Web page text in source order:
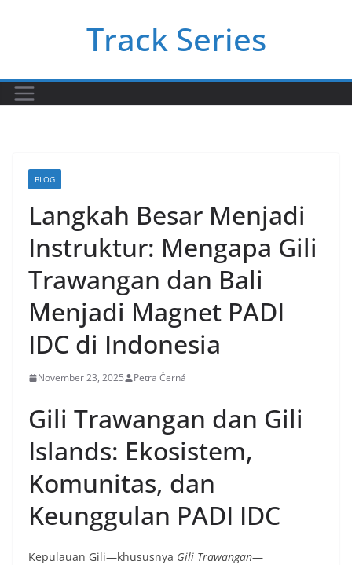
Track Series
BLOG
Langkah Besar Menjadi
Instruktur: Mengapa Gili
Trawangan dan Bali
Menjadi Magnet PADI
IDC di Indonesia
November 23, 2025 Petra Černá
Gili Trawangan dan Gili
Islands: Ekosistem,
Komunitas, dan
Keunggulan PADI IDC
Kepulauan Gili—khususnya Gili Trawangan—